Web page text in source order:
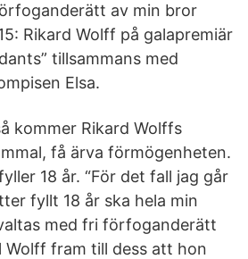
av min bror
Rikard Wolff på galapremiär
tillsammans med
Elsa.
kommer Rikard Wolffs
få ärva förmögenheten.
18 år. “För det fall jag går
fyllt 18 år ska hela min
med fri förfoganderätt
Wolff fram till dess att hon